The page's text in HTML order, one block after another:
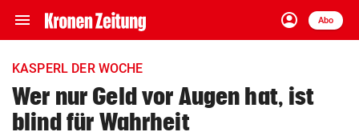
menu Navigation
ein-/ausklappen
account_circle
Anmelden
Abo
close Schließen
account_circle Anmelden
KASPERL DER WOCHE
Wer nur Geld vor Augen hat, ist
blind für Wahrheit